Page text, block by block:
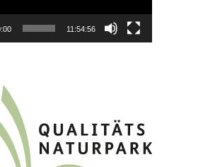
11:54:56